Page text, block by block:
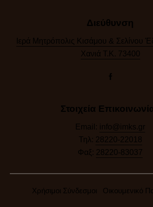
Διεύθυνση
Ιερά Μητρόπολις Κισάμου & Σελίνου
Χανιά Τ.Κ. 73400
Στοιχεία
Email: info@imks.gr
Τηλ: 28220-22018
Φαξ: 28220-83037
Χρήσιμοι Σύνδεσμοι Οικουμενικό